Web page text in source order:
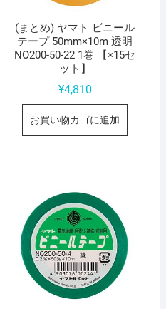
(まとめ) ヤマト ビニール
テープ 50mm×10m 透明
NO200-50-22 1巻 【×15セ
ット】
¥4,810
お買い物カゴに追加